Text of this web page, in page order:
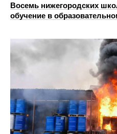
Восемь нижегородских
обучение в